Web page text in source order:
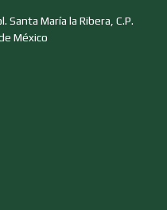
Santa María la Ribera, C.P.
México